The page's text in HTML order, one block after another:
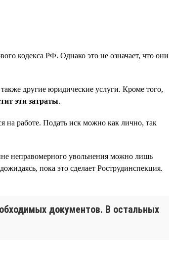
кодекса РФ. Однако это не означает, что они
другие юридические услуги. Кроме того,
эти затраты.
на работе. Подать иск можно как лично, так
неправомерного увольнения можно лишь
пока это сделает Рострудинспекция.
документов. В остальных